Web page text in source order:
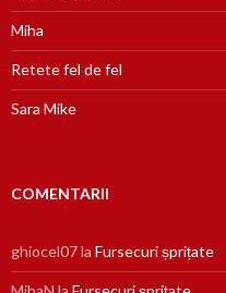
Miha
Retete fel de fel
Sara Mike
COMENTARII
ghiocel07la Fursecuri șprițate